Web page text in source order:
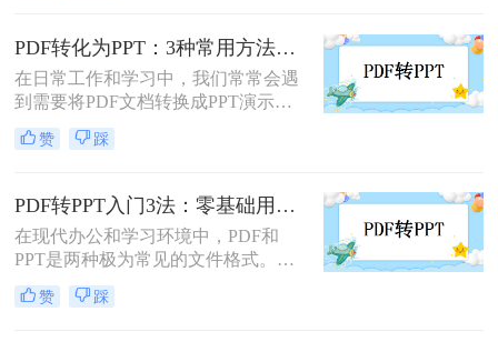
要将PDF文件转换为PPT格式，以便
进行编辑、修改或演示。那么pdf怎么
转换成ppt呢？本文将详细介绍几种将
PDF转换为PPT的方法，帮助您轻松
实现文件格式的转换。
PDF转化为PPT：3种常用方法在不同PPT版本下的兼容性！
在日常工作和学习中，我们常常会遇
到需要将PDF文档转换成PPT演示文
稿的情况。无论是为了更好地展示信
息，还是为了方便编辑，掌握如何进
么怎么将pdf转化为ppt呢？本文将介
绍三种常用的方法来实现PDF到PPT
的转换。
赞 踩
PDF转PPT入门3法：零基础用户的操作要点和注意事项！
在现代办公和学习环境中，PDF和
PPT是两种极为常见的文件格式。
PDF因其固定格式的特点而受到广泛
欢迎，尤其适合用于合同、学术论文
赞 踩